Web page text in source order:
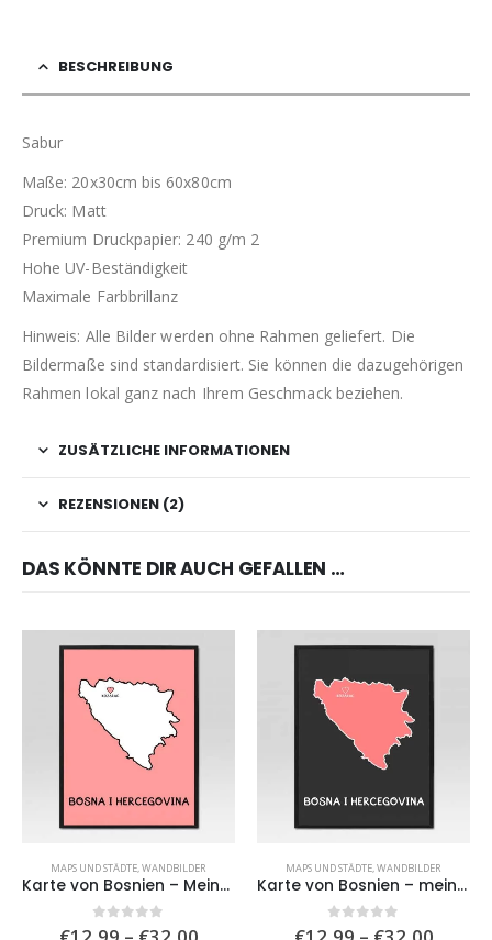
BESCHREIBUNG
Sabur
Maße: 20x30cm bis 60x80cm
Druck: Matt
Premium Druckpapier: 240 g/m 2
Hohe UV-Beständigkeit
Maximale Farbbrillanz
Hinweis: Alle Bilder werden ohne Rahmen geliefert. Die
Bildermaße sind standardisiert. Sie können die dazugehörigen
Rahmen lokal ganz nach Ihrem Geschmack beziehen.
ZUSÄTZLICHE INFORMATIONEN
REZENSIONEN (2)
DAS KÖNNTE DIR AUCH GEFALLEN …
MAPS UND STÄDTE,WANDBILDER
Karte von Bosnien – Meine Stadt
0von 5 Preisspanne:
MAPS UND STÄDTE,WANDBILDER
Karte von Bosnien – meine Stadt II
0von 5